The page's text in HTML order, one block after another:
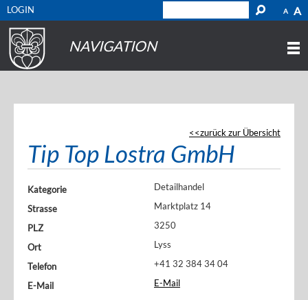
A A
LOGIN
NAVIGATION
zurück zur Übersicht
Tip Top Lostra GmbH
Kategorie
Detailhandel
Strasse
Marktplatz 14
PLZ
3250
Ort
Lyss
Telefon
+41 32 384 34 04
E-Mail
E-Mail